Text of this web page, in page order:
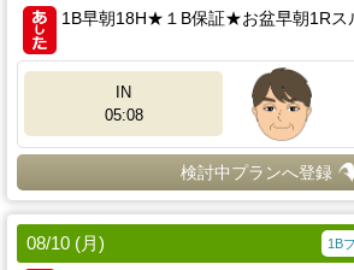
1B早朝18H★１B保証★お盆早朝1Rス
IN
05:08
検討中プランへ登録
08/10 (月) 1B